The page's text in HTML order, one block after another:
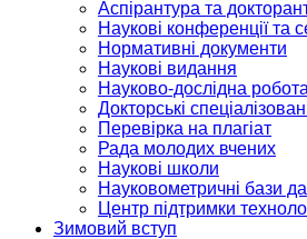
Аспірантура та
Наукові конференції та
Нормативні документи
Наукові видання
Науково-дослідна
Докторські
Перевірка на плагіат
Рада молодих вчених
Наукові школи
Науковометричні бази
Центр підтримки
Зимовий вступ